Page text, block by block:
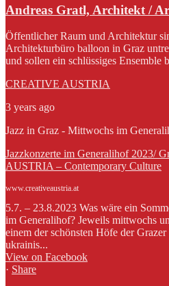
Andreas Gratl, Architekt /
Öffentlicher Raum und Architektur
Architekturbüro balloon in Graz
und sollen ein schlüssiges Ensemble
CREATIVE AUSTRIA
3 years ago
Jazz in Graz - Mittwochs im
Jazzkonzerte im Generalihof 2023/
AUSTRIA – Contemporary Culture
www.creativeaustria.at
5.7. – 23.8.2023 Was wäre ein
im Generalihof? Jeweils mittwochs
einem der schönsten Höfe der
ukrainis...
View on Facebook
· Share